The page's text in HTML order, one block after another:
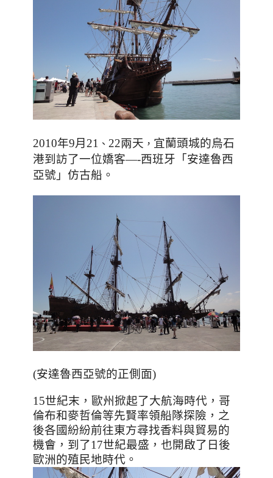
2010年9月21 、 22兩天 ， 宜蘭頭城的烏石
港到訪了一位嬌客—-西班牙「安達魯西
亞號」仿古船 。
(安達魯西亞號的正側面)
15世紀末，歐州掀起了大航海時代，哥
倫布和麥哲倫等先賢率領船隊探險，之
後各國紛紛前往東方尋找香料與貿易的
機會，到了17世紀最盛，也開啟了日後
歐洲的殖民地時代。